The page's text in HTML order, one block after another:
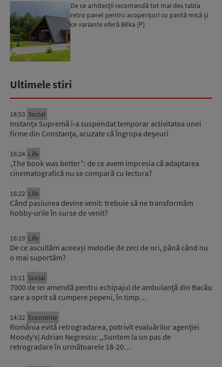
De ce arhitecții recomandă tot mai des tabla
retro panel pentru acoperișuri cu pantă mică și
ce variante oferă Bilka (P)
Ultimele stiri
18:53 Social
Instanța Supremă i-a suspendat temporar activitatea unei
firme din Constanța, acuzate că îngropa deșeuri
16:24 Life
„The book was better”: de ce avem impresia că adaptarea
cinematografică nu se compară cu lectura?
16:22 Life
Când pasiunea devine venit: trebuie să ne transformăm
hobby-urile în surse de venit?
16:19 Life
De ce ascultăm aceeași melodie de zeci de ori, până când nu
o mai suportăm?
15:11 Social
7000 de lei amendă pentru echipajul de ambulanță din Bacău
care a oprit să cumpere pepeni, în timp…
14:32 Economie
România evită retrogradarea, potrivit evaluărilor agenției
Moody’s| Adrian Negrescu: ,,Suntem la un pas de
retrogradare în următoarele 18-20…